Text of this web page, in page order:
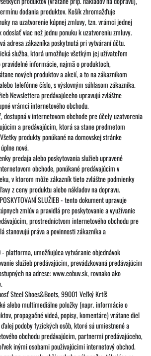
dodania produktov. Košík zhromažďuje
na uzatvorenie kúpnej zmluvy, tzn. vrámci jednej
odoslať viac než jednu ponuku k uzatvoreniu zmluvy.
adresa zákazníka poskytnutá pri vytváraní účtu.
služba, ktorá umožňuje všetkým jej užívateľom
informácie, najmä o produktoch,
nových produktov a akcií, a to na zákazníkom
telefónne číslo, s výslovným súhlasom zákazníka.
Newslettera predávajúceho upravujú zvláštne
vrámci internetového obchodu.
dostupná v internetovom obchode pre účely uzatvorenia
a predávajúcim, ktorá sa stane predmetom
produkty ponúkané na domovskej stránke
nové.
predaja alebo poskytovania služieb upravené
obchode, ponúkané predávajúcim v
v ktorom môže zákazník tieto zvláštne podmienky
z ceny produktu alebo nákladov na dopravu.
SLUŽIEB - tento dokument upravuje
zmlúv a pravidlá pre poskytovanie a využívanie
prostredníctvom internetového obchodu pre
stanovujú práva a povinnosti zákazníka a
- platforma, umožňujúca vytváranie objednávok
služieb predávajúcim, prevádzkovaná predávajúcim
na adrese: www.eobuv.sk, rovnako ako
Steel Shoes&Boots, 99001 Veľký Krtíš
alebo multimediálne položky (napr. informácie o
propagačné videá, popisy, komentáre) vrátane diel
podoby fyzických osôb, ktoré sú umiestnené a
obchodu predávajúcim, partnermi predávajúceho,
inými osobami používajúcimi internetový obchod.